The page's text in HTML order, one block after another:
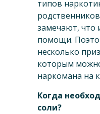
типов
замечают, что
помощи.
несколько
которым
наркомана на
Когда
соли?